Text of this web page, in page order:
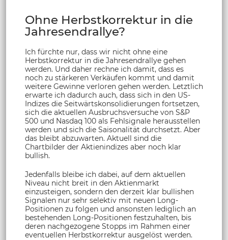
Ohne Herbstkorrektur in die
Jahresendrallye?
Ich fürchte nur, dass wir nicht ohne eine
Herbstkorrektur in die Jahresendrallye gehen
werden. Und daher rechne ich damit, dass es
noch zu stärkeren Verkäufen kommt und damit
weitere Gewinne verloren gehen werden. Letztlich
erwarte ich dadurch auch, dass sich in den US-
Indizes die Seitwärtskonsolidierungen fortsetzen,
sich die aktuellen Ausbruchsversuche von S&P
500 und Nasdaq 100 als Fehlsignale herausstellen
werden und sich die Saisonalität durchsetzt. Aber
das bleibt abzuwarten. Aktuell sind die
Chartbilder der Aktienindizes aber noch klar
bullish.
Jedenfalls bleibe ich dabei, auf dem aktuellen
Niveau nicht breit in den Aktienmarkt
einzusteigen, sondern den derzeit klar bullishen
Signalen nur sehr selektiv mit neuen Long-
Positionen zu folgen und ansonsten lediglich an
bestehenden Long-Positionen festzuhalten, bis
deren nachgezogene Stopps im Rahmen einer
eventuellen Herbstkorrektur ausgelöst werden.